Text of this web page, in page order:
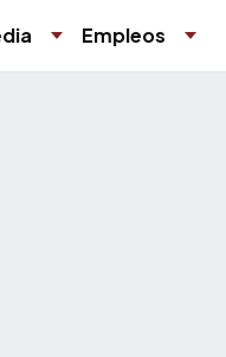
Empleos